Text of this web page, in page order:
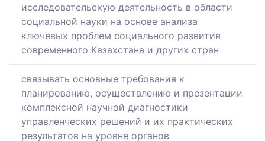
исследовательскую деятельность в области
социальной науки на основе анализа
ключевых проблем социального развития
современного Казахстана и других стран
связывать основные требования к
планированию, осуществлению и презентации
комплексной научной диагностики
управленческих решений и их практических
результатов на уровне органов